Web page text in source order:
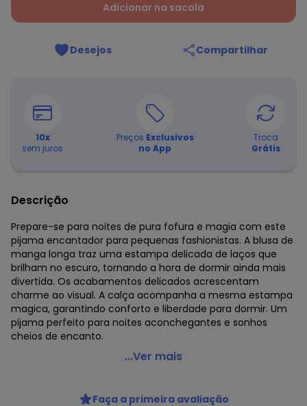
Adicionar na sacola
Desejos Compartilhar
10x
sem juros
Preços Exclusivos
no App
Troca
Grátis
Descrição
Prepare-se para noites de pura fofura e magia com este
pijama encantador para pequenas fashionistas. A blusa de
manga longa traz uma estampa delicada de laços que
brilham no escuro, tornando a hora de dormir ainda mais
divertida. Os acabamentos delicados acrescentam
charme ao visual. A calça acompanha a mesma estampa
magica, garantindo conforto e liberdade para dormir. Um
pijama perfeito para noites aconchegantes e sonhos
cheios de encanto.
Fakini Kids - Conjunto Pijama Blusa Manga Longa e
Código do produto: 8428505
...Ver mais
Faça a primeira avaliação